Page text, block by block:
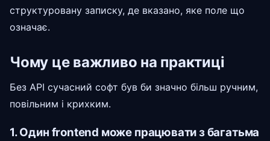
структуровану записку, де вказано, яке поле що
означає.
Чому це важливо на практиці
Без API сучасний софт був би значно більш ручним,
повільним і крихким.
1. Один frontend може працювати з багатьма